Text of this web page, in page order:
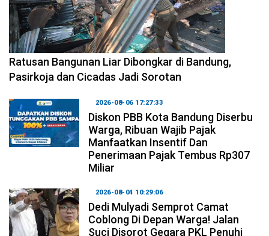
2026-08-06 17:34:08
Ratusan Bangunan Liar Dibongkar di Bandung,
Pasirkoja dan Cicadas Jadi Sorotan
2026-08-06 17:27:33
Diskon PBB Kota Bandung Diserbu
Warga, Ribuan Wajib Pajak
Manfaatkan Insentif Dan
Penerimaan Pajak Tembus Rp307
Miliar
2026-08-04 10:29:06
Dedi Mulyadi Semprot Camat
Coblong Di Depan Warga! Jalan
Suci Disorot Gegara PKL Penuhi